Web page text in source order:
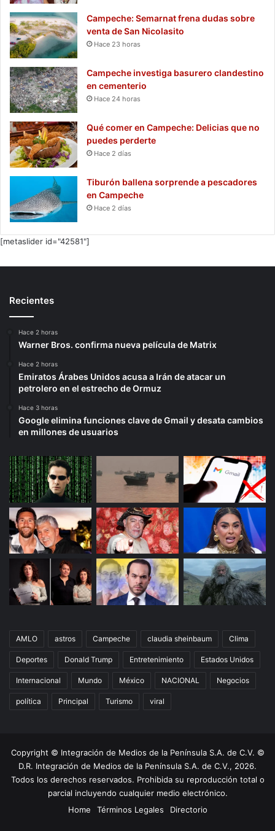
Campeche: Semarnat frena dudas sobre
venta de San Nicolasito
Hace 23 horas
Campeche investiga basurero clandestino
en cementerio
Hace 24 horas
Qué comer en Campeche: Delicias que no
puedes perderte
Hace 2 días
Tiburón ballena sorprende a pescadores
en Campeche
Hace 2 días
[metaslider id="42581"]
Recientes
Hace 2 horas
Warner Bros. confirma nueva película de Matrix
Hace 2 horas
Emiratos Árabes Unidos acusa a Irán de atacar un
petrolero en el estrecho de Ormuz
Hace 3 horas
Google elimina funciones clave de Gmail y desata cambios
en millones de usuarios
AMLO astros Campeche claudia sheinbaum Clima
Deportes Donald Trump Entretenimiento Estados Unidos
Internacional Mundo México NACIONAL Negocios
política Principal Turismo viral
Copyright © Integración de Medios de la Península S.A. de C.V. ©
D.R. Integración de Medios de la Península S.A. de C.V., 2026.
Todos los derechos reservados. Prohibida su reproducción total o
parcial incluyendo cualquier medio electrónico.
Home
Términos Legales Directorio